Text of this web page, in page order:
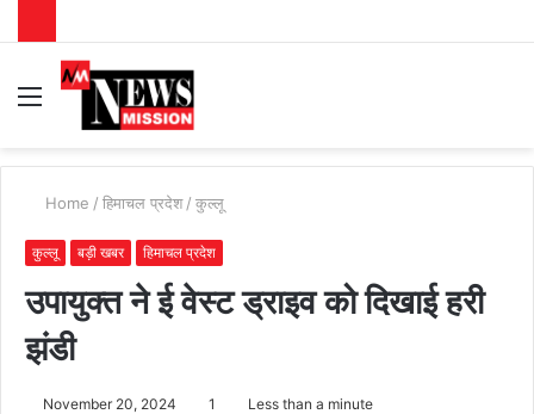
Menu
Home / हिमाचल प्रदेश / कुल्लू
कुल्लू बड़ी खबर हिमाचल प्रदेश
उपायुक्त ने ई वेस्ट ड्राइव को दिखाई हरी
झंडी
November 20, 2024 1 Less than a minute